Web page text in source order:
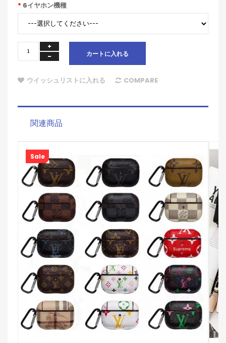
6イヤホン機種
カートに入れる
ウイッシュリストに入れる COMPARE
関連商品
Sale